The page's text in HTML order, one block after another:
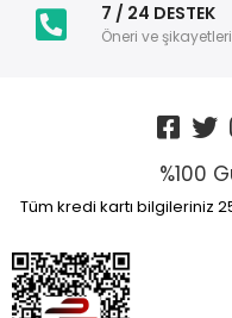
7 / 24 DESTEK
Öneri ve
%100
Tüm kredi kartı bilgileriniz